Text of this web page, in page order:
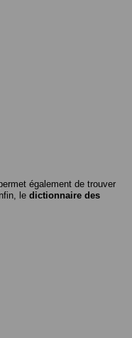
également de trouver
le dictionnaire des